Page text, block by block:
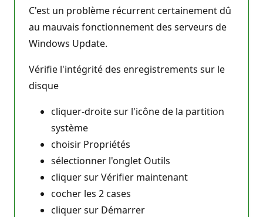
C'est un problème récurrent certainement dû
au mauvais fonctionnement des serveurs de
Windows Update.
Vérifie l'intégrité des enregistrements sur le
disque
cliquer-droite sur l'icône de la partition
système
choisir Propriétés
sélectionner l'onglet Outils
cliquer sur Vérifier maintenant
cocher les 2 cases
cliquer sur Démarrer